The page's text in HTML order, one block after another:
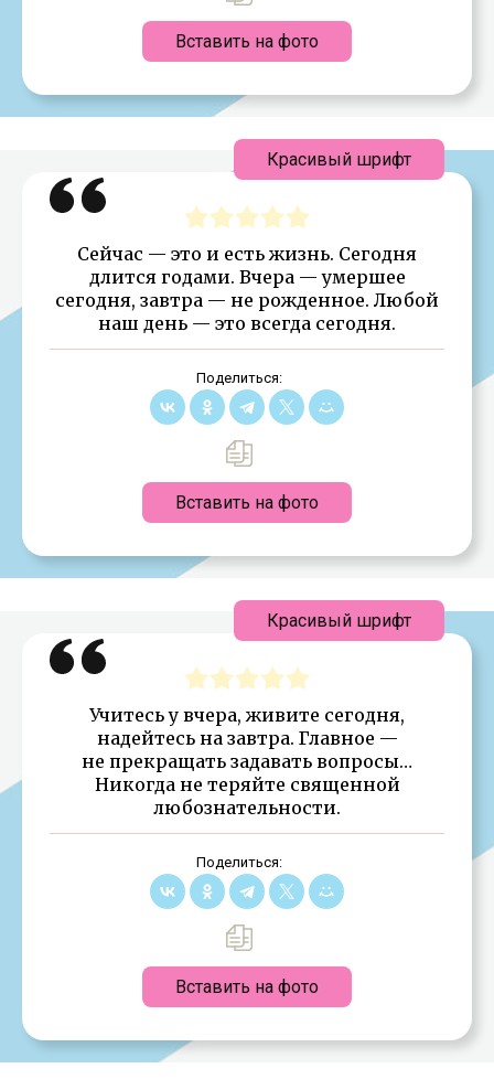
Вставить на фото
Сейчас — это и есть жизнь. Сегодня
длится годами. Вчера — умершее
сегодня, завтра — не рожденное. Любой
наш день — это всегда сегодня.
Поделиться:
Вставить на фото
Красивый шрифт
Учитесь у вчера, живите сегодня,
надейтесь на завтра. Главное —
не прекращать задавать вопросы…
Никогда не теряйте священной
любознательности.
Поделиться:
Вставить на фото
Красивый шрифт